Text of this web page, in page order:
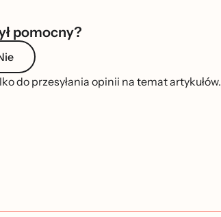
pomocny?
do przesyłania opinii na temat artykułów.